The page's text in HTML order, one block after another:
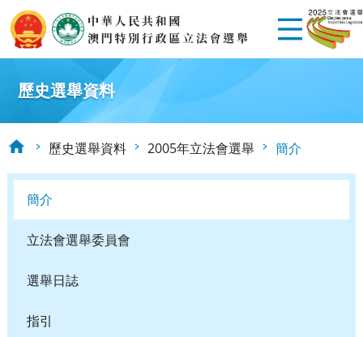
歷史選舉資料
歷史選舉資料 2005年立法會選舉 簡介
簡介
立法會選舉委員會
選舉日誌
指引